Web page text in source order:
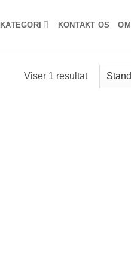
KATEGORI KONTAKT OS OM
Viser 1 resultat